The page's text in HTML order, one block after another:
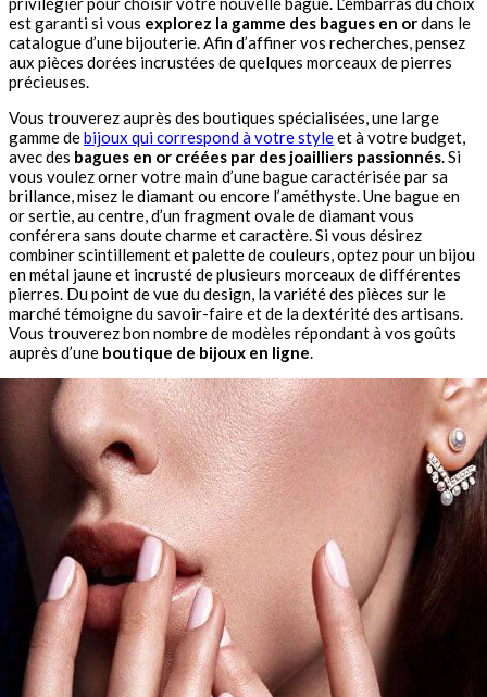
est garanti si vous explorez la gamme des bagues en ordans le
catalogue d’une bijouterie. Afin d’affiner vos recherches, pensez
aux pièces dorées incrustées de quelques morceaux de pierres
précieuses.
Vous trouverez auprès des boutiques spécialisées, une large
gamme debijoux qui correspond à votre styleet à votre budget,
avec des bagues en or créées par des joailliers passionnés . Si
vous voulez orner votre main d’une bague caractérisée par sa
brillance, misez le diamant ou encore l’améthyste. Une bague en
or sertie, au centre, d’un fragment ovale de diamant vous
conférera sans doute charme et caractère. Si vous désirez
combiner scintillement et palette de couleurs, optez pour un bijou
en métal jaune et incrusté de plusieurs morceaux de différentes
pierres. Du point de vue du design, la variété des pièces sur le
marché témoigne du savoir-faire et de la dextérité des artisans.
Vous trouverez bon nombre de modèles répondant à vos goûts
auprès d’une boutique de bijoux en ligne